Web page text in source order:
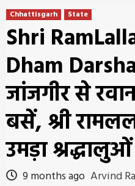
Chhattisgarh State
Shri
Dham
जांजगीर से
बसें, श्री
उमड़ा
9 months ago Arvind